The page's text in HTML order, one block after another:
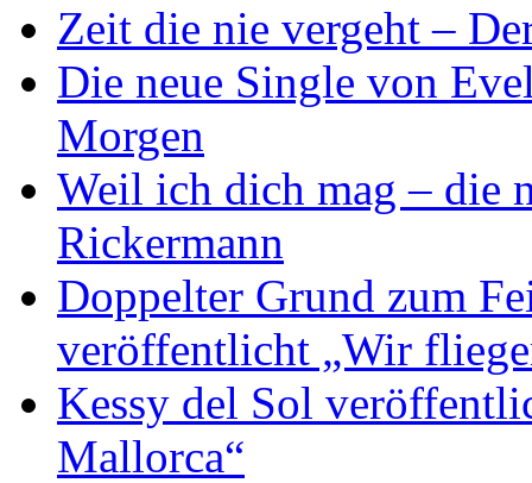
Zeit die nie vergeht –
Die neue Single von
Morgen
Weil ich dich mag – die
Rickermann
Doppelter Grund zum
veröffentlicht „Wir
Kessy del Sol
Mallorca“